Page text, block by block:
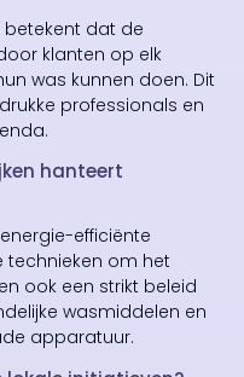
betekent dat de
klanten op elk
was kunnen doen. Dit
professionals en
hanteert
efficiënte
om het
ook een strikt beleid
wasmiddelen en
apparatuur.